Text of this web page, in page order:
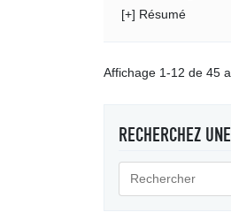
[+] Résumé
Affichage 1-12 de 45
RECHERCHEZ